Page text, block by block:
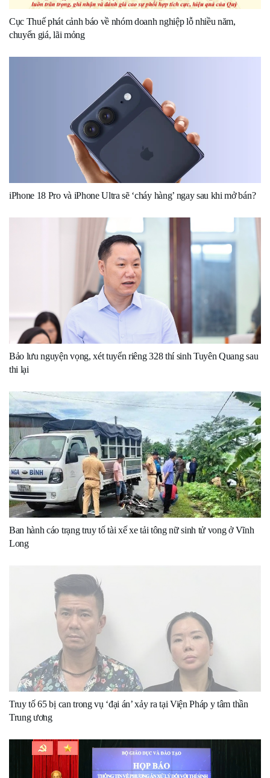
Cục Thuế phát cảnh báo về nhóm doanh nghiệp lỗ nhiều năm,
chuyển giá, lãi mỏng
iPhone 18 Pro và iPhone Ultra sẽ ‘cháy hàng’ ngay sau khi mở bán?
Bảo lưu nguyện vọng, xét tuyển riêng 328 thí sinh Tuyên Quang sau
thi lại
Ban hành cáo trạng truy tố tài xế xe tải tông nữ sinh tử vong ở Vĩnh
Long
Truy tố 65 bị can trong vụ ‘đại án’ xảy ra tại Viện Pháp y tâm thần
Trung ương